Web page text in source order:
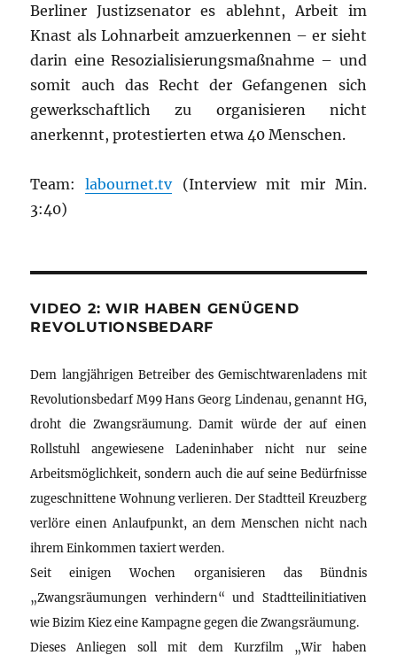
Berliner Justizsenator es ablehnt, Arbeit im
Knast als Lohnarbeit amzuerkennen – er sieht
darin eine Resozialisierungsmaßnahme – und
somit auch das Recht der Gefangenen sich
gewerkschaftlich zu organisieren nicht
anerkennt, protestierten etwa 40 Menschen.
Team:labournet.tv(Interview mit mir Min.
3:40)
VIDEO 2: WIR HABEN GENÜGEND
REVOLUTIONSBEDARF
Dem langjährigen Betreiber des Gemischtwarenladens mit
Revolutionsbedarf M99 Hans Georg Lindenau, genannt HG,
droht die Zwangsräumung. Damit würde der auf einen
Rollstuhl angewiesene Ladeninhaber nicht nur seine
Arbeitsmöglichkeit, sondern auch die auf seine Bedürfnisse
zugeschnittene Wohnung verlieren. Der Stadtteil Kreuzberg
verlöre einen Anlaufpunkt, an dem Menschen nicht nach
ihrem Einkommen taxiert werden.
Seit einigen Wochen organisieren das Bündnis
„Zwangsräumungen verhindern“ und Stadtteilinitiativen
wie Bizim Kiez eine Kampagne gegen die Zwangsräumung.
Dieses Anliegen soll mit dem Kurzfilm „Wir haben